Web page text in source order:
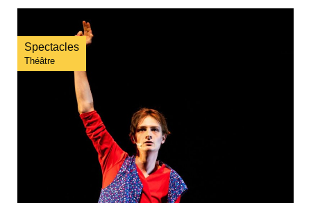
Spectacles
Théâtre